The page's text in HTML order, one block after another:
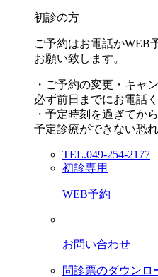
初診の方
ご予約はお電話かWEB
お願い致します。
・ご予約の変更・キャ
必ず前日までにお電話く
・予定時刻を過ぎてか
予定診療ができない恐
TEL.049-254-2177
初診専用
WEB予約
お問い合わせ
問診票のダウンロ